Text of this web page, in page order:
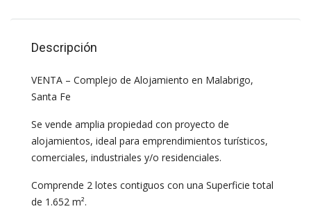
Descripción
VENTA – Complejo de Alojamiento en Malabrigo,
Santa Fe
Se vende amplia propiedad con proyecto de
alojamientos, ideal para emprendimientos turísticos,
comerciales, industriales y/o residenciales.
Comprende 2 lotes contiguos con una Superficie total
de 1.652 m².